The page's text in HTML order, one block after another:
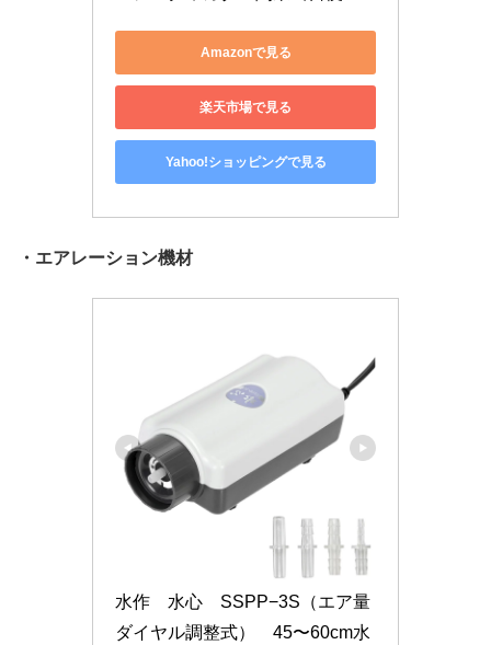
Amazonで見る
楽天市場で見る
Yahoo!ショッピングで見る
・エアレーション機材
水作　水心　SSPP−3S（エア量
ダイヤル調整式）　45〜60cm水